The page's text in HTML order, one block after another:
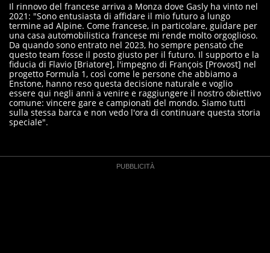
Il rinnovo del francese arriva a Monza dove Gasly ha vinto nel
2021: "Sono entusiasta di affidare il mio futuro a lungo
termine ad Alpine. Come francese, in particolare, guidare per
una casa automobilistica francese mi rende molto orgoglioso.
Da quando sono entrato nel 2023, ho sempre pensato che
questo team fosse il posto giusto per il futuro. Il supporto e la
fiducia di Flavio [Briatore], l'impegno di François [Provost] nel
progetto Formula 1, così come le persone che abbiamo a
Enstone, hanno reso questa decisione naturale e voglio
essere qui negli anni a venire e raggiungere il nostro obiettivo
comune: vincere gare e campionati del mondo. Siamo tutti
sulla stessa barca e non vedo l'ora di continuare questa storia
speciale".